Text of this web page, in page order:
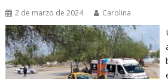
2 de marzo de 2024 Carolina